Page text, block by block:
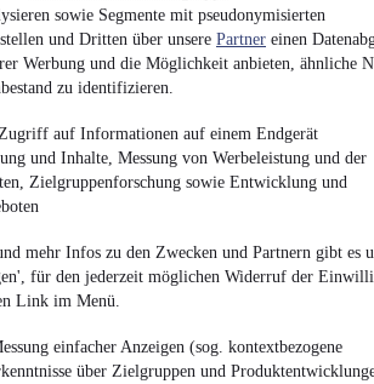
sowie Segmente mit pseudonymisierten
und Dritten über unsere Partner einen
Werbung und die Möglichkeit anbieten, ähnliche
zu identifizieren.
auf Informationen auf einem Endgerät
und Inhalte, Messung von Werbeleistung und der
Zielgruppenforschung sowie Entwicklung und
mehr Infos zu den Zwecken und Partnern gibt es
für den jederzeit möglichen Widerruf der
Link im Menü.
einfacher Anzeigen (sog. kontextbezogene
über Zielgruppen und
(English)
Powered by
Angebote, gibt es bei mobile.de